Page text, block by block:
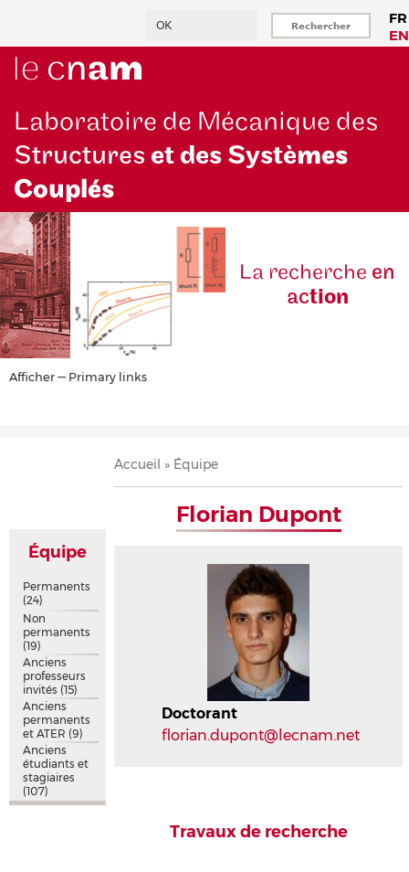
principal
FR
EN
Laboratoire de Mécanique des
Structures et des Systèmes
Couplés
La recherche en
action
Primary
Afficher — Primary links
Fil
d'Ariane
Accueil Équipe
Florian Dupont
Doctorant
florian.dupont@lecnam.net
Travaux de recherche
Équipe
Permanents
(24)
Non
permanents
(19)
Anciens
professeurs
invités (15)
Anciens
permanents
et ATER (9)
Anciens
étudiants et
stagiaires
(107)